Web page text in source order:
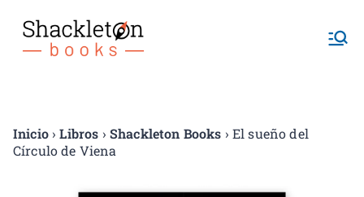
Shackletonb
Inicio›Libros › Shackleton Books › El sueño del
Círculo de Viena